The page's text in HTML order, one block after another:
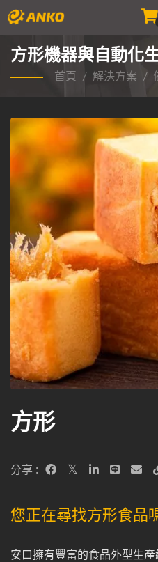
方形機器與自動化
首頁 / 解決方案 /
方形
分享 :
您正在尋找方形食品
安口擁有豐富的食品外型生